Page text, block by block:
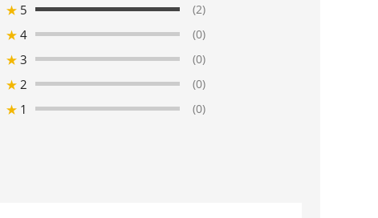
★ 5 (2)
★ 4 (0)
★ 3 (0)
★ 2 (0)
★ 1 (0)